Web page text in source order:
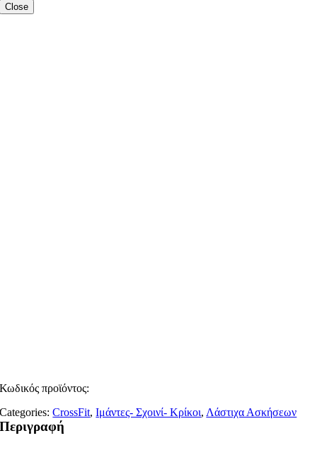
Close
Κωδικός προϊόντος:
Categories:CrossFit,Ιμάντες- Σχοινί- Κρίκοι,Λάστιχα Ασκήσεων
Περιγραφή